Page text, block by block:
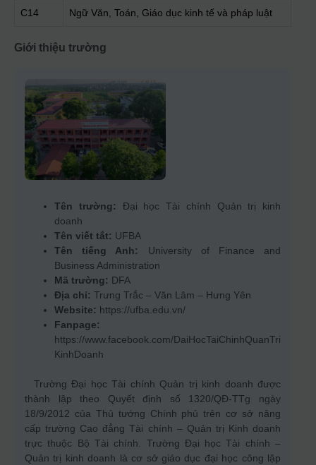
C14 Ngữ Văn, Toán, Giáo dục kinh tế và pháp luật
Giới thiệu trường
Tên trường: Đại học Tài chính Quản trị kinh
doanh
Tên viết tắt: UFBA
Tên tiếng Anh: University of Finance and
Business Administration
Mã trường: DFA
Địa chỉ: Trưng Trắc – Văn Lâm – Hưng Yên
Website: https://ufba.edu.vn/
Fanpage:
https://www.facebook.com/DaiHocTaiChinhQuanTri
KinhDoanh
Trường Đại học Tài chính Quản trị kinh doanh được
thành lập theo Quyết định số 1320/QĐ-TTg ngày
18/9/2012 của Thủ tướng Chính phủ trên cơ sở nâng
cấp trường Cao đẳng Tài chính – Quản trị Kinh doanh
trực thuộc Bộ Tài chính. Trường Đại học Tài chính –
Quản trị kinh doanh là cơ sở giáo dục đại học công lập